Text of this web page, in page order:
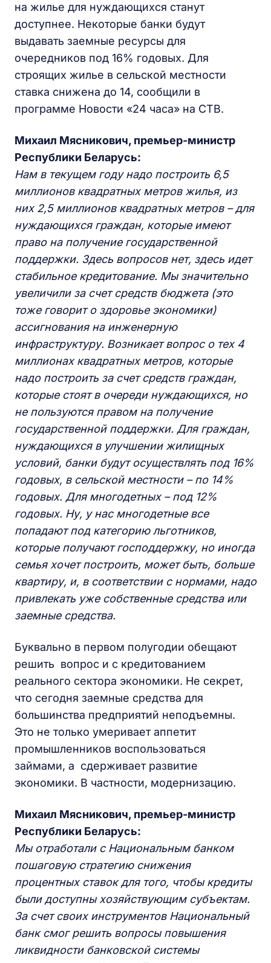
на жилье для нуждающихся станут
доступнее. Некоторые банки будут
выдавать заемные ресурсы для
очередников под 16% годовых. Для
строящих жилье в сельской местности
ставка снижена до 14, сообщили в
программе Новости «24 часа» на СТВ.
Михаил Мясникович, премьер-министр
Республики Беларусь:
Нам в текущем году надо построить 6,5
миллионов квадратных метров жилья, из
них 2,5 миллионов квадратных метров – для
нуждающихся граждан, которые имеют
право на получение государственной
поддержки. Здесь вопросов нет, здесь идет
стабильное кредитование. Мы значительно
увеличили за счет средств бюджета (это
тоже говорит о здоровье экономики)
ассигнования на инженерную
инфраструктуру. Возникает вопрос о тех 4
миллионах квадратных метров, которые
надо построить за счет средств граждан,
которые стоят в очереди нуждающихся, но
не пользуются правом на получение
государственной поддержки. Для граждан,
нуждающихся в улучшении жилищных
условий, банки будут осуществлять под 16%
годовых, в сельской местности – по 14%
годовых. Для многодетных – под 12%
годовых. Ну, у нас многодетные все
попадают под категорию льготников,
которые получают господдержку, но иногда
семья хочет построить, может быть, больше
квартиру, и, в соответствии с нормами, надо
привлекать уже собственные средства или
заемные средства.
Буквально в первом полугодии обещают
решить вопрос и с кредитованием
реального сектора экономики. Не секрет,
что сегодня заемные средства для
большинства предприятий неподъемны.
Это не только умеривает аппетит
промышленников воспользоваться
займами, а сдерживает развитие
экономики. В частности, модернизацию.
Михаил Мясникович, премьер-министр
Республики Беларусь:
Мы отработали с Национальным банком
пошаговую стратегию снижения
процентных ставок для того, чтобы кредиты
были доступны хозяйствующим субъектам.
За счет своих инструментов Национальный
банк смог решить вопросы повышения
ликвидности банковской системы